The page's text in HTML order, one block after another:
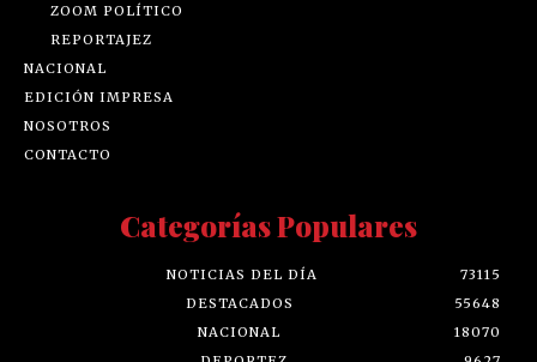
ZOOM POLÍTICO
REPORTAJEZ
NACIONAL
EDICIÓN IMPRESA
NOSOTROS
CONTACTO
Categorías Populares
NOTICIAS DEL DÍA
73115
DESTACADOS
55648
NACIONAL
18070